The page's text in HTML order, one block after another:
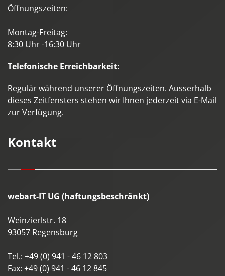
Öffnungszeiten:
Montag-Freitag:
8:30 Uhr -16:30 Uhr
Telefonische Erreichbarkeit:
Regulär während unserer Öffnungszeiten. Ausserhalb
dieses Zeitfensters stehen wir Ihnen jederzeit via E-Mail
zur Verfügung.
Kontakt
webart-IT UG (haftungsbeschränkt)
Weinzierlstr. 18
93057 Regensburg
Tel.: +49 (0) 941 - 46 12 803
Fax: +49 (0) 941 - 46 12 845